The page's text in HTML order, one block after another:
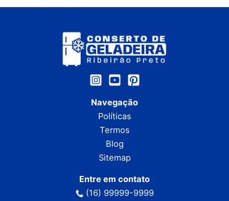
Navegação
Políticas
Termos
Blog
Sitemap
Entre em contato
(16) 99999-9999